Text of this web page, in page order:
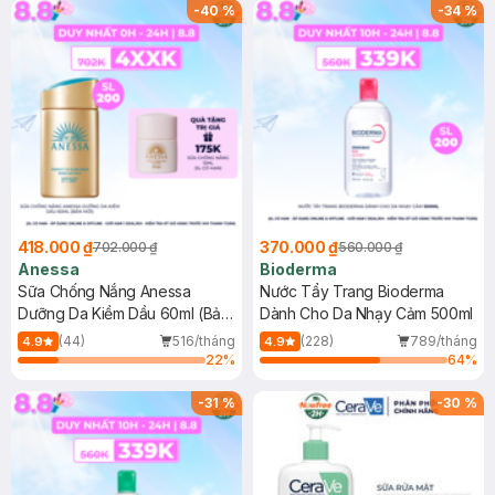
-40%
418.000 ₫702.000 ₫
Anessa
Sữa Chống Nắng Anessa
Dưỡng Da Kiềm Dầu 60ml (Bản
Mới)
4.9 (44)
516/tháng
22%
-34%
370.000 ₫560.000 ₫
Bioderma
Nước Tẩy Trang Bioderma
Dành Cho Da Nhạy Cảm 500ml
4.9 (228)
789/tháng
64%
-31% -30 %